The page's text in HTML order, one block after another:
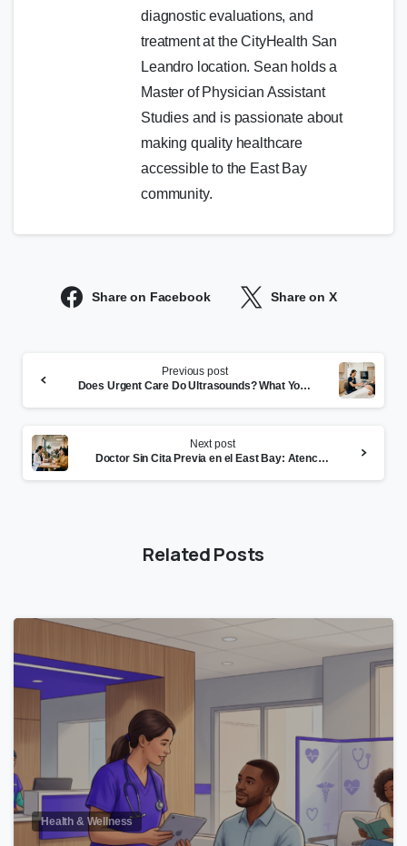
diagnostic evaluations, and
treatment at the CityHealth San
Leandro location. Sean holds a
Master of Physician Assistant
Studies and is passionate about
making quality healthcare
accessible to the East Bay
community.
Share on Facebook Share on X
Reading
Previous post
Does Urgent Care Do Ultrasounds? What You Need to Know
Next post
Doctor Sin Cita Previa en el East Bay: Atención Médica el Mismo Día
Related Posts
0
Health & Wellness